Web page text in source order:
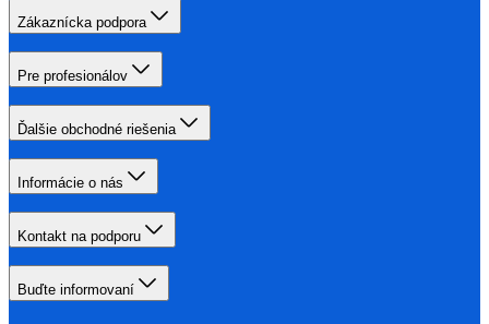
Zákaznícka podpora
Pre profesionálov
Ďalšie obchodné riešenia
Informácie o nás
Kontakt na podporu
Buďte informovaní